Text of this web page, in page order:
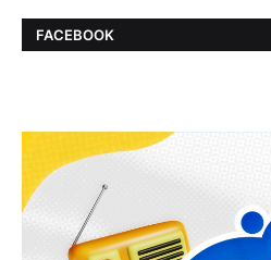
FACEBOOK